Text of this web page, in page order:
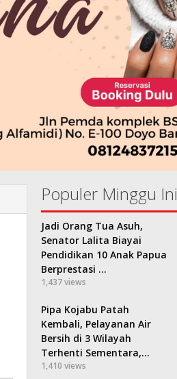
Populer Minggu Ini
Jadi Orang Tua Asuh,
Senator Lalita Biayai
Pendidikan 10 Anak Papua
Berprestasi …
1,437 views
Pipa Kojabu Patah
Kembali, Pelayanan Air
Bersih di 3 Wilayah
Terhenti Sementara,…
1,410 views